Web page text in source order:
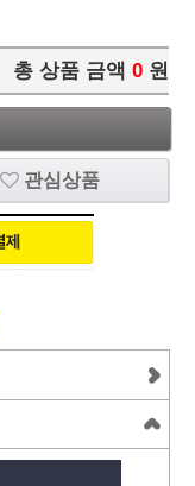
총 상품 금액 0 원
관심상품